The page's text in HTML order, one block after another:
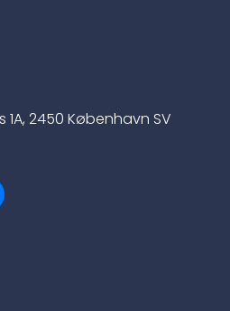
2450 København SV